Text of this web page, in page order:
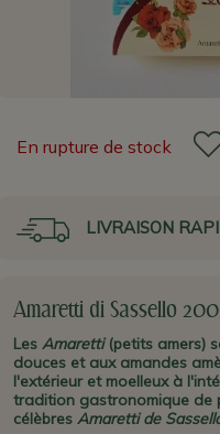
En rupture de stock
LIVRAISON
Amaretti di Sassello
Les Amaretti(petits amers)
douces et aux amandes
l'extérieur et moelleux à
tradition gastronomique de
célèbres Amaretti de